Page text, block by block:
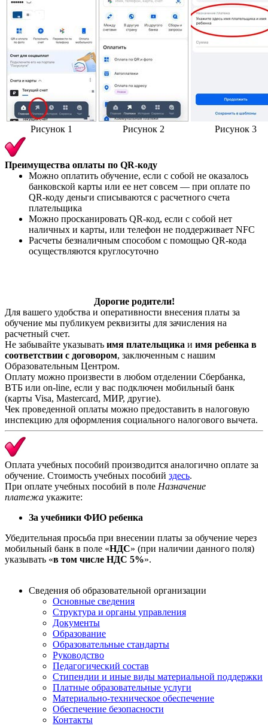
Рисунок 1 Рисунок 2 Рисунок 3
Преимущества оплаты по QR-коду
Можно оплатить обучение, если с собой не оказалось
банковской карты или ее нет совсем — при оплате по
QR-коду деньги списываются с расчетного счета
плательщика
Можно просканировать QR-код, если с собой нет
наличных и карты, или телефон не поддерживает NFC
Расчеты безналичным способом с помощью QR-кода
осуществляются круглосуточно
Дорогие родители!
Для вашего удобства и оперативности внесения платы за
обучение мы публикуем реквизиты для зачисления на
расчетный счет.
Не забывайте указывать имя плательщика и имя ребенка в
соответствии с договором, заключенным с нашим
Образовательным Центром.
Оплату можно произвести в любом отделении Сбербанка,
ВТБ или on-line, если у вас подключен мобильный банк
(карты Visa, Mastercard, МИР, другие).
Чек проведенной оплаты можно предоставить в налоговую
инспекцию для оформления социального налогового вычета.
Оплата учебных пособий производится аналогично оплате за
обучение. Стоимость учебных пособий здесь.
При оплате учебных пособий в поле Назначение
платежа укажите:
За учебники ФИО ребенка
Убедительная просьба при внесении платы за обучение через
мобильный банк в поле «НДС» (при наличии данного поля)
указывать «в том числе НДС 5%».
Сведения об образовательной организации
Основные сведения
Структура и органы управления
Документы
Образование
Образовательные стандарты
Руководство
Педагогический состав
Стипендии и иные виды материальной поддержки
Платные образовательные услуги
Материально-техническое обеспечение
Обеспечение безопасности
Контакты